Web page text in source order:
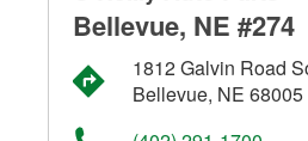
Bellevue, NE #274
1812 Galvin Road
Bellevue, NE 68005